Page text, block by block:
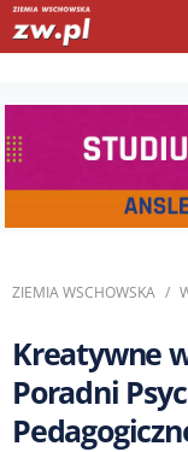
ZIEMIA WSCHOWSKA
Kreatywne
Poradni